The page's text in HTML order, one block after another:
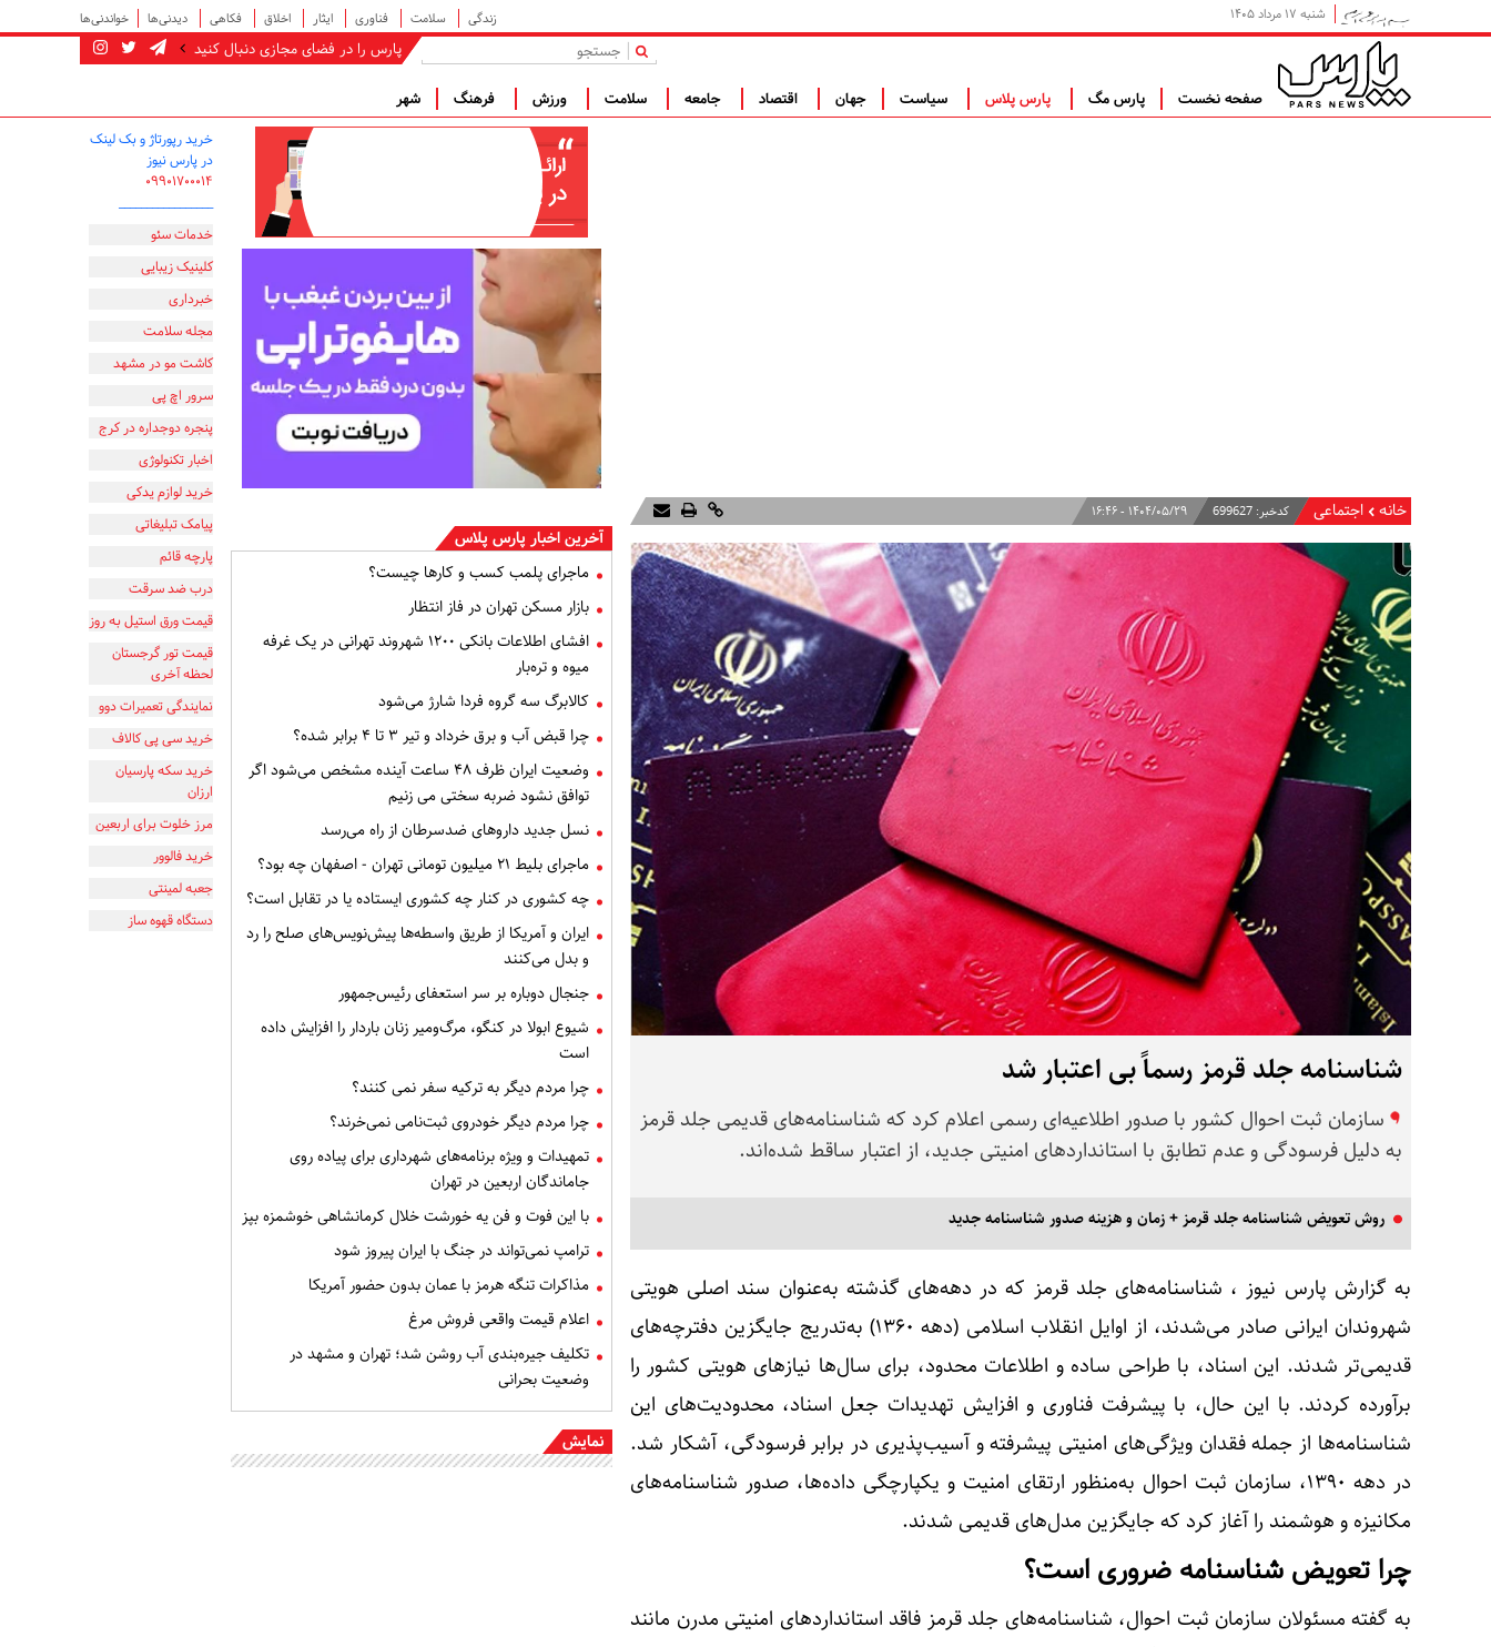
شنبه ۱۷ مرداد ۱۴۰۵ زندگی سلامت فناوری ایثار اخلاق فکاهی دیدنی‌ها خواندنی‌ها
پارس را در فضای مجازی دنبال کنید |
صفحه نخست پارس مگ پارس پلاس سیاست جهان اقتصاد جامعه سلامت ورزش فرهنگ شهر
خانه اجتماعی کدخبر:699627 ۱۴۰۴/۰۵/۲۹ - ۱۶:۴۶
شناسنامه جلد قرمز رسماً بی اعتبار شد
سازمان ثبت احوال کشور با صدور اطلاعیه‌ای رسمی اعلام کرد که شناسنامه‌های قدیمی جلد قرمز
به دلیل فرسودگی و عدم تطابق با استانداردهای امنیتی جدید، از اعتبار ساقط شده‌اند.
روش تعویض شناسنامه جلد قرمز + زمان و هزینه صدور شناسنامه جدید
به گزارش پارس نیوز ، شناسنامه‌های جلد قرمز که در دهه‌های گذشته به‌عنوان سند اصلی هویتی
شهروندان ایرانی صادر می‌شدند، از اوایل انقلاب اسلامی (دهه ۱۳۶۰) به‌تدریج جایگزین دفترچه‌های
قدیمی‌تر شدند. این اسناد، با طراحی ساده و اطلاعات محدود، برای سال‌ها نیاز‌های هویتی کشور را
برآورده کردند. با این حال، با پیشرفت فناوری و افزایش تهدیدات جعل اسناد، محدودیت‌های این
شناسنامه‌ها از جمله فقدان ویژگی‌های امنیتی پیشرفته و آسیب‌پذیری در برابر فرسودگی، آشکار شد.
در دهه ۱۳۹۰، سازمان ثبت احوال به‌منظور ارتقای امنیت و یکپارچگی داده‌ها، صدور شناسنامه‌های
مکانیزه و هوشمند را آغاز کرد که جایگزین مدل‌های قدیمی شدند.
چرا تعویض شناسنامه ضروری است؟
به گفته مسئولان سازمان ثبت احوال، شناسنامه‌های جلد قرمز فاقد استاندارد‌های امنیتی مدرن مانند
آخرین اخبار پارس پلاس
ماجرای پلمب کسب و کارها چیست؟
بازار مسکن تهران در فاز انتظار
افشای اطلاعات بانکی ۱۲۰۰ شهروند تهرانی در یک غرفه
میوه و تره‌بار
کالابرگ سه گروه فردا شارژ می‌شود
چرا قبض آب و برق خرداد و تیر ۳ تا ۴ برابر شده؟
وضعیت ایران ظرف ۴۸ ساعت آینده مشخص می‌شود اگر
توافق نشود ضربه سختی می زنیم
نسل جدید داروهای ضدسرطان از راه می‌رسد
ماجرای بلیط ۲۱ میلیون تومانی تهران - اصفهان چه بود؟
چه کشوری در کنار چه کشوری ایستاده یا در تقابل است؟
ایران و آمریکا از طریق واسطه‌ها پیش‌نویس‌های صلح را رد
و بدل می‌کنند
جنجال دوباره بر سر استعفای رئیس‌جمهور
شیوع ابولا در کنگو، مرگ‌ومیر زنان باردار را افزایش داده
است
چرا مردم دیگر به ترکیه سفر نمی کنند؟
چرا مردم دیگر خودروی ثبت‌نامی نمی‌خرند؟
تمهیدات و ویژه برنامه‌های شهرداری برای پیاده روی
جاماندگان اربعین در تهران
با این فوت و فن یه خورشت خلال کرمانشاهی خوشمزه بپز
ترامپ نمی‌تواند در جنگ با ایران پیروز شود
مذاکرات تنگه هرمز با عمان بدون حضور آمریکا
اعلام قیمت واقعی فروش مرغ
تکلیف جیره‌بندی آب روشن شد؛ تهران و مشهد در
وضعیت بحرانی
نمایش
خرید رپورتاژ و بک لینک
در پارس نیوز
۰۹۹۰۱۷۰۰۰۱۴
_________________
خدمات سئو
کلینیک زیبایی
خبرداری
مجله سلامت
کاشت مو در مشهد
سرور اچ پی
پنجره دوجداره در کرج
اخبار تکنولوژی
خرید لوازم یدکی
پیامک تبلیغاتی
پارچه قائم
درب ضد سرقت
قیمت ورق استیل به روز
قیمت تور گرجستان
لحظه آخری
نمایندگی تعمیرات دوو
خرید سی پی کالاف
خرید سکه پارسیان
ارزان
مرز خلوت برای اربعین
خرید فالوور
جعبه لمینتی
دستگاه قهوه ساز